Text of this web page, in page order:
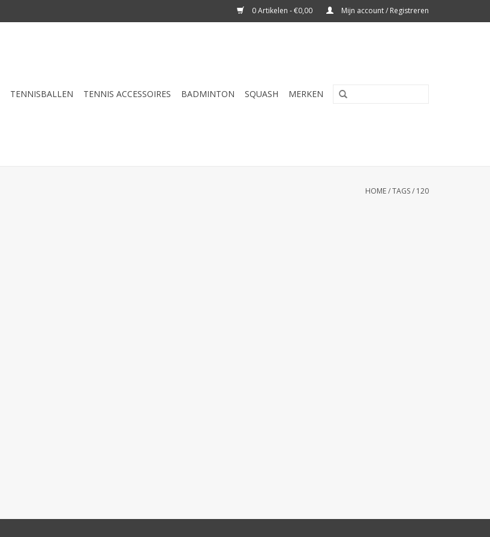
0 Artikelen - €0,00 Mijn account / Registreren
TENNISBALLEN TENNIS ACCESSOIRES BADMINTON SQUASH MERKEN
HOME/TAGS/ 120